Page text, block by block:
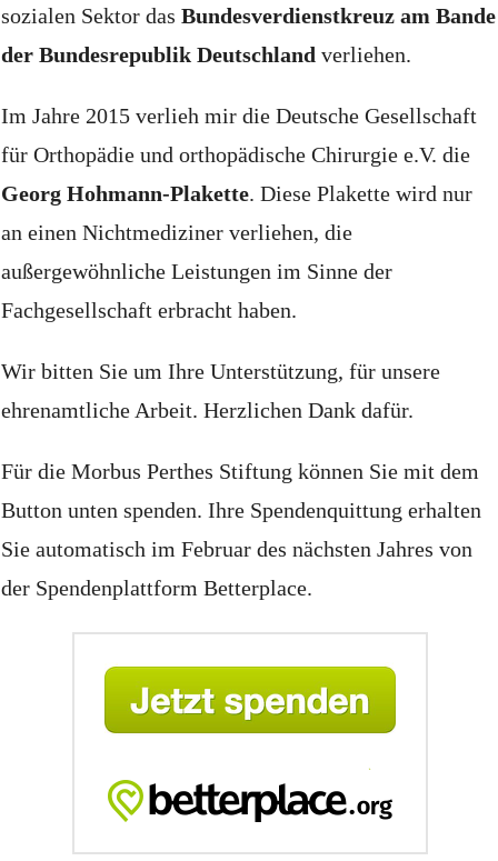
sozialen Sektor das Bundesverdienstkreuz am Bande
der Bundesrepublik Deutschland verliehen.
Im Jahre 2015 verlieh mir die Deutsche Gesellschaft
für Orthopädie und orthopädische Chirurgie e.V. die
Georg Hohmann-Plakette. Diese Plakette wird nur
an einen Nichtmediziner verliehen, die
außergewöhnliche Leistungen im Sinne der
Fachgesellschaft erbracht haben.
Wir bitten Sie um Ihre Unterstützung, für unsere
ehrenamtliche Arbeit. Herzlichen Dank dafür.
Für die Morbus Perthes Stiftung können Sie mit dem
Button unten spenden. Ihre Spendenquittung erhalten
Sie automatisch im Februar des nächsten Jahres von
der Spendenplattform Betterplace.